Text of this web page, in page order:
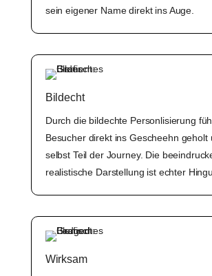
sein eigener Name direkt ins Auge.
Bildecht
Durch die bildechte Personlisierung
Besucher direkt ins Gescheehn geholt
selbst Teil der Journey. Die
realistische Darstellung ist echter
Wirksam